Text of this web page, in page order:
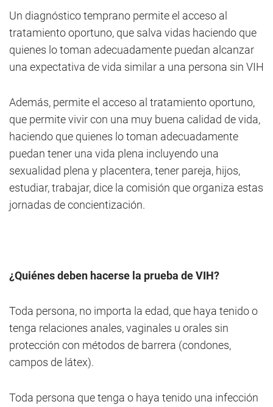
Un diagnóstico temprano permite el acceso al
tratamiento oportuno, que salva vidas haciendo que
quienes lo toman adecuadamente puedan alcanzar
una expectativa de vida similar a una persona sin VIH
Además, permite el acceso al tratamiento oportuno,
que permite vivir con una muy buena calidad de vida,
haciendo que quienes lo toman adecuadamente
puedan tener una vida plena incluyendo una
sexualidad plena y placentera, tener pareja, hijos,
estudiar, trabajar, dice la comisión que organiza estas
jornadas de concientización.
¿Quiénes deben hacerse la prueba de VIH?
Toda persona, no importa la edad, que haya tenido o
tenga relaciones anales, vaginales u orales sin
protección con métodos de barrera (condones,
campos de látex).
Toda persona que tenga o haya tenido una infección